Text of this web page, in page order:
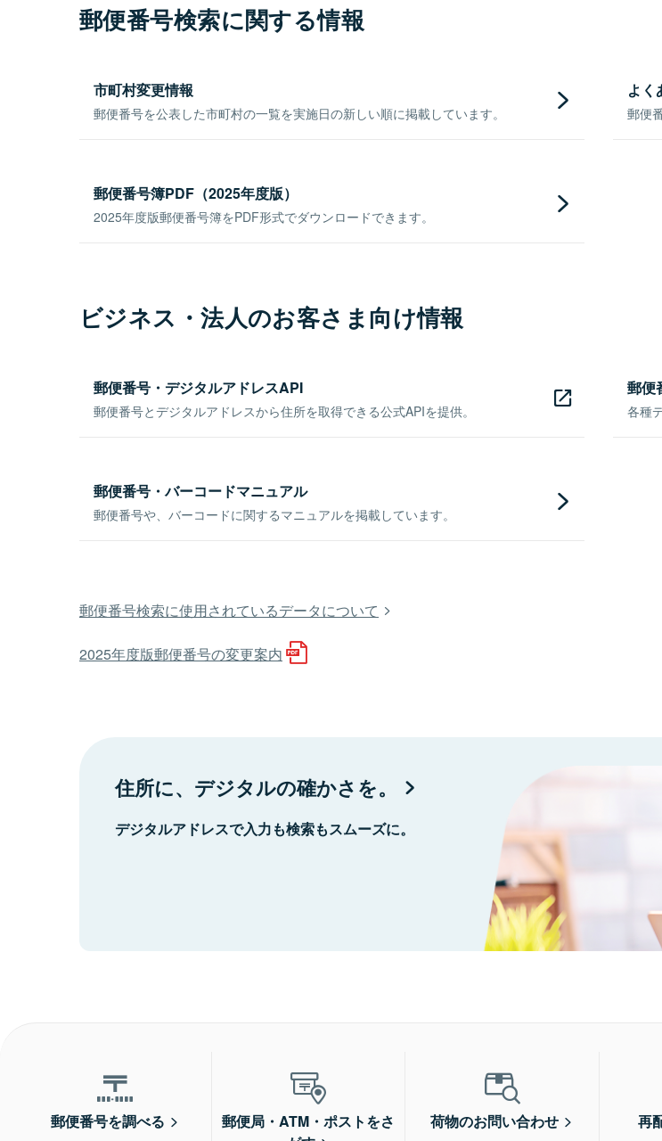
郵便番号検索に関する情報
市町村変更情報
郵便番号を公表した市町村の一覧を実施日の新しい順に掲載しています。
よく
郵便
郵便番号簿PDF（2025年度版）
2025年度版郵便番号簿をPDF形式でダウンロードできます。
ビジネス・法人のお客さま向け情報
郵便番号・デジタルアドレスAPI
郵便番号とデジタルアドレスから住所を取得できる公式APIを提供。
郵便
各種
郵便番号・バーコードマニュアル
郵便番号や、バーコードに関するマニュアルを掲載しています。
郵便番号検索に使用されているデータについて
2025年度版郵便番号の変更案内
住所に、デジタルの確かさを。
デジタルアドレスで入力も検索もスムーズに。
郵便番号を調べる
郵便局・ATM・ポストをさ
荷物のお問い合わせ 再